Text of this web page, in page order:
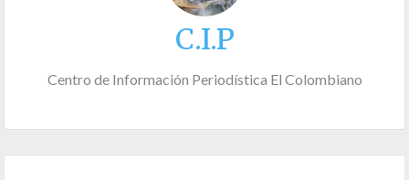
C.I.P
Centro de Información Periodística El Colombiano